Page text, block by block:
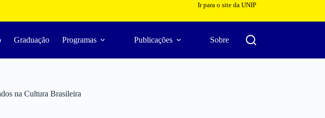
Ir para o site da UNIP
Graduação Programas Publicações Sobre
na Cultura Brasileira